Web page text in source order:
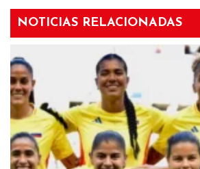
NOTICIAS RELACIONADAS